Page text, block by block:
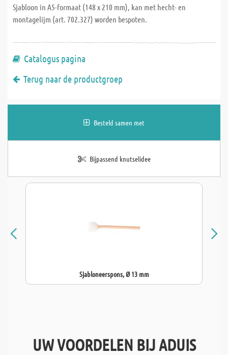
Sjabloon in A5-formaat (148 x 210 mm), kan met hecht- en
montagelijm (art. 702.327) worden bespoten.
Catalogus pagina
Terug naar de productgroep
Besteld samen met
Bijpassend knutselidee
Sjabloneerspons, Ø 13 mm
UW VOORDELEN BIJ ADUIS